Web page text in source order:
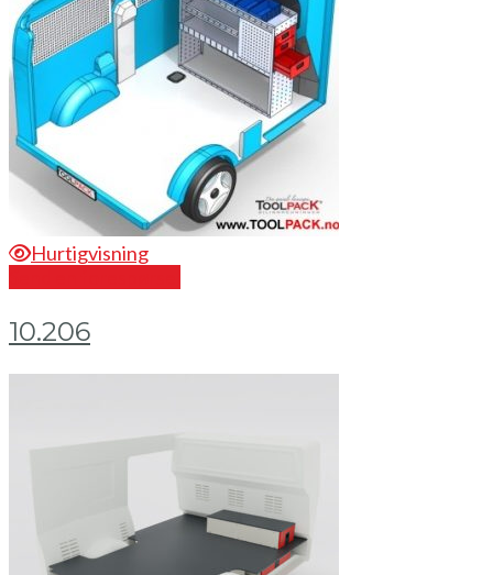
Hurtigvisning
10.206